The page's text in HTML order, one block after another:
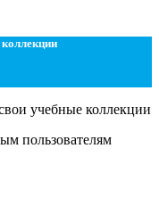
учебные коллекции
пользователям